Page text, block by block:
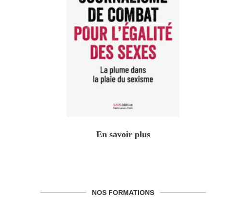
En savoir plus
NOS FORMATIONS